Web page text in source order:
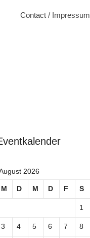
Contact / Impressum
2026
M D M D F S
1
3 4 5 6 7 8